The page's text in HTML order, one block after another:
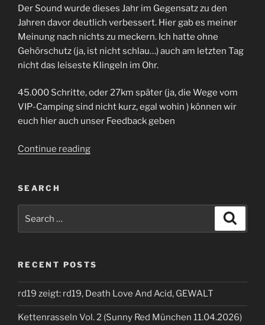
Der Sound wurde dieses Jahr im Gegensatz zu den
Jahren davor deutlich verbessert. Hier gab es meiner
Meinung nach nichts zu meckern. Ich hatte ohne
Gehörschutz (ja, ist nicht schlau…) auch am letzten Tag
nicht das leiseste Klingeln im Ohr.
45.000 Schritte, oder 27km später (ja, die Wege vom
VIP-Camping sind nicht kurz, egal wohin ) können wir
euch hier auch unser Feedback geben
Continue reading“Summerbreeze
SEARCH
for:
RECENT POSTS
rd19 zeigt: rd19, Death Love And Acid, GEWALT
Kettenrasseln Vol. 2 (Sunny Red München 11.04.2026)